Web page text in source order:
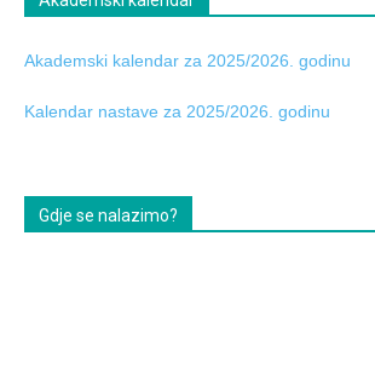
Akademski kalendar za 2025/2026. godinu
Kalendar nastave za 2025/2026. godinu
Gdje se nalazimo?